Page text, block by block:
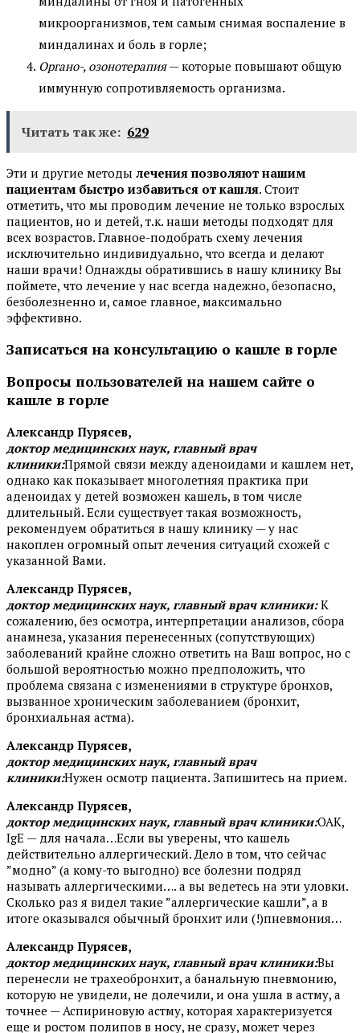
микроорганизмов, тем самым снимая воспаление в
миндалинах и боль в горле;
Органо-, озонотерапия— которые повышают общую
иммунную сопротивляемость организма.
Читать так же: 629
Эти и другие методы лечения позволяют нашим
пациентам быстро избавиться от кашля. Стоит
отметить, что мы проводим лечение не только взрослых
пациентов, но и детей, т.к. наши методы подходят для
всех возрастов. Главное-подобрать схему лечения
исключительно индивидуально, что всегда и делают
наши врачи! Однажды обратившись в нашу клинику Вы
поймете, что лечение у нас всегда надежно, безопасно,
безболезненно и, самое главное, максимально
эффективно.
Записаться на консультацию о кашле в горле
Вопросы пользователей на нашем сайте о
кашле в горле
Александр Пурясев,
доктор медицинских наук, главный врач
клиники:Прямой связи между аденоидами и кашлем нет,
однако как показывает многолетняя практика при
аденоидах у детей возможен кашель, в том числе
длительный. Если существует такая возможность,
рекомендуем обратиться в нашу клинику — у нас
накоплен огромный опыт лечения ситуаций схожей с
указанной Вами.
Александр Пурясев,
доктор медицинских наук, главный врач клиники:К
сожалению, без осмотра, интерпретации анализов, сбора
анамнеза, указания перенесенных (сопутствующих)
заболеваний крайне сложно ответить на Ваш вопрос, но с
большой вероятностью можно предположить, что
проблема связана с изменениями в структуре бронхов,
вызванное хроническим заболеванием (бронхит,
бронхиальная астма).
Александр Пурясев,
доктор медицинских наук, главный врач
клиники:Нужен осмотр пациента. Запишитесь на прием.
Александр Пурясев,
доктор медицинских наук, главный врач клиники:ОАК,
IgE — для начала…Если вы уверены, что кашель
действительно аллергический. Дело в том, что сейчас
”модно” (а кому-то выгодно) все болезни подряд
называть аллергическими…. а вы ведетесь на эти уловки.
Сколько раз я видел такие ”аллергические кашли”, а в
итоге оказывался обычный бронхит или (!)пневмония…
Александр Пурясев,
доктор медицинских наук, главный врач клиники:Вы
перенесли не трахеобронхит, а банальную пневмонию,
которую не увидели, не долечили, и она ушла в астму, а
точнее — Аспириновую астму, которая характеризуется
еще и ростом полипов в носу, не сразу, может через